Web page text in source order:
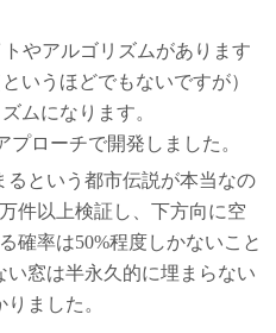
やアルゴリズムがあります
いうほどでもないですが）
ムになります。
プローチで開発しました。
るという都市伝説が本当なの
件以上検証し、下方向に空
確率は50%程度しかないこと
い窓は半永久的に埋まらない
ました。